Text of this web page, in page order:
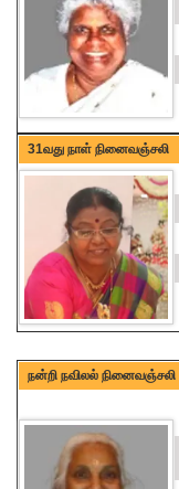
31வது நாள் நினைவஞ்சலி
நன்றி நவிலல் நினைவஞ்சலி